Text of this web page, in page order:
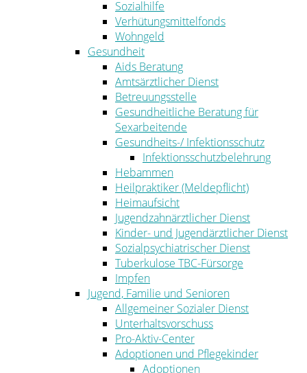
Sozialhilfe
Verhütungsmittelfonds
Wohngeld
Gesundheit
Aids Beratung
Amtsärztlicher Dienst
Betreuungsstelle
Gesundheitliche Beratung für
Sexarbeitende
Gesundheits-/ Infektionsschutz
Infektionsschutzbelehrung
Hebammen
Heilpraktiker (Meldepflicht)
Heimaufsicht
Jugendzahnärztlicher Dienst
Kinder- und Jugendärztlicher Dienst
Sozialpsychiatrischer Dienst
Tuberkulose TBC-Fürsorge
Impfen
Jugend, Familie und Senioren
Allgemeiner Sozialer Dienst
Unterhaltsvorschuss
Pro-Aktiv-Center
Adoptionen und Pflegekinder
Adoptionen